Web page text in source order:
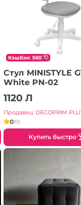
КэшБэк: 560
Стул MINISTYLE
White PN-02
1120 Л
Продавец: DECOPRIM
0(0)
Купить быстро